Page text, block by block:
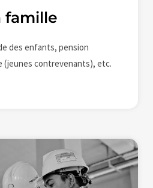
famille
des enfants, pension
(jeunes contrevenants), etc.